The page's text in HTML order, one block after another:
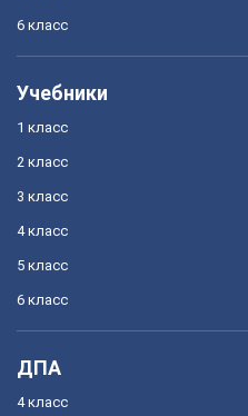
6 класс
Учебники
1 класс
2 класс
3 класс
4 класс
5 класс
6 класс
ДПА
4 класс